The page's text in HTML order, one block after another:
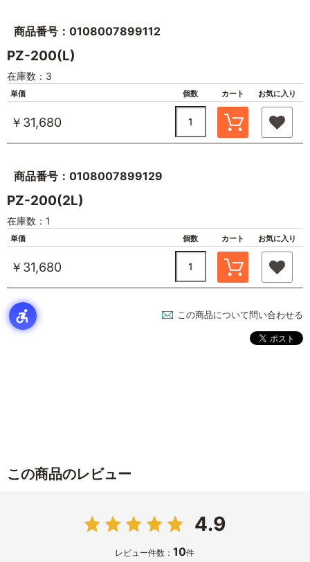
商品番号：0108007899112
PZ-200(L)
在庫数：3
単価 個数 カート お気に入り
￥31,680
商品番号：0108007899129
PZ-200(2L)
在庫数：1
単価 個数 カート お気に入り
￥31,680
この商品について問い合わせる
この商品のレビュー
4.9
レビュー件数：10件